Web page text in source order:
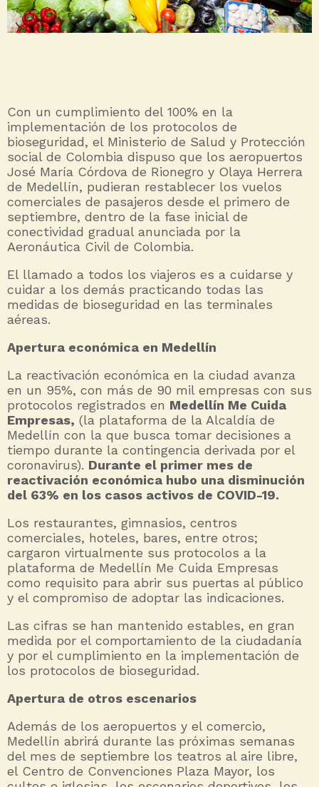
Con un cumplimiento del 100% en la
implementación de los protocolos de
bioseguridad, el Ministerio de Salud y Protección
social de Colombia dispuso que los aeropuertos
José María Córdova de Rionegro y Olaya Herrera
de Medellín, pudieran restablecer los vuelos
comerciales de pasajeros desde el primero de
septiembre, dentro de la fase inicial de
conectividad gradual anunciada por la
Aeronáutica Civil de Colombia.
El llamado a todos los viajeros es a cuidarse y
cuidar a los demás practicando todas las
medidas de bioseguridad en las terminales
aéreas.
Apertura económica en Medellín
La reactivación económica en la ciudad avanza
en un 95%, con más de 90 mil empresas con sus
protocolos registrados en Medellín Me Cuida
Empresas, (la plataforma de la Alcaldía de
Medellín con la que busca tomar decisiones a
tiempo durante la contingencia derivada por el
coronavirus). Durante el primer mes de
reactivación económica hubo una disminución
del 63% en los casos activos de COVID-19.
Los restaurantes, gimnasios, centros
comerciales, hoteles, bares, entre otros;
cargaron virtualmente sus protocolos a la
plataforma de Medellín Me Cuida Empresas
como requisito para abrir sus puertas al público
y el compromiso de adoptar las indicaciones.
Las cifras se han mantenido estables, en gran
medida por el comportamiento de la ciudadanía
y por el cumplimiento en la implementación de
los protocolos de bioseguridad.
Apertura de otros escenarios
Además de los aeropuertos y el comercio,
Medellín abrirá durante las próximas semanas
del mes de septiembre los teatros al aire libre,
el Centro de Convenciones Plaza Mayor, los